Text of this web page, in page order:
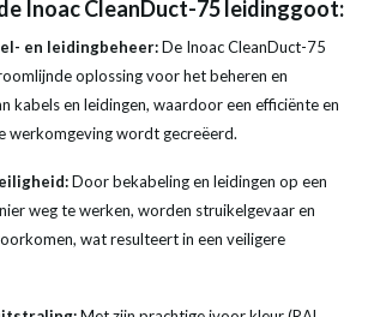
Inoac CleanDuct-75 leidinggoot:
en leidingbeheer:De Inoac CleanDuct-75
oplossing voor het beheren en
kabels en leidingen, waardoor een efficiënte en
werkomgeving wordt gecreëerd.
Door bekabeling en leidingen op een
weg te werken, worden struikelgevaar en
wat resulteert in een veiligere